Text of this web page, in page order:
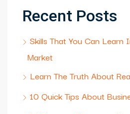
Recent Posts
Skills That You Can Learn
Market
Learn The Truth About
10 Quick Tips About